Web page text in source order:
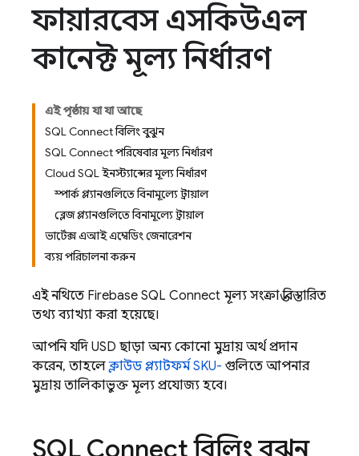
ফায়ারবেস এসকিউএল
কানেক্ট মূল্য নির্ধারণ
এই পৃষ্ঠায় যা যা আছে
SQL Connect বিলিং বুঝুন
SQL Connect পরিষেবার মূল্য নির্ধারণ
Cloud SQL ইনস্ট্যান্সের মূল্য নির্ধারণ
স্পার্ক প্ল্যানগুলিতে বিনামূল্যে ট্রায়াল
ব্লেজ প্ল্যানগুলিতে বিনামূল্যে ট্রায়াল
ভার্টেক্স এআই এম্বেডিং জেনারেশন
ব্যয় পরিচালনা করুন
এই নথিতে Firebase SQL Connect মূল্য সংক্রান্ত বিস্তারিত
তথ্য ব্যাখ্যা করা হয়েছে।
আপনি যদি USD ছাড়া অন্য কোনো মুদ্রায় অর্থ প্রদান
করেন, তাহলেক্লাউড প্ল্যাটফর্ম SKU- গুলিতে আপনার
মুদ্রায় তালিকাভুক্ত মূল্য প্রযোজ্য হবে।
SQL Connectবিলিং বুঝুন